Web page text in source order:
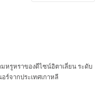
หรูหราของดีไซน์อิตาเลี่ยน ระดับ
ร์จากประเทศเกาหลี